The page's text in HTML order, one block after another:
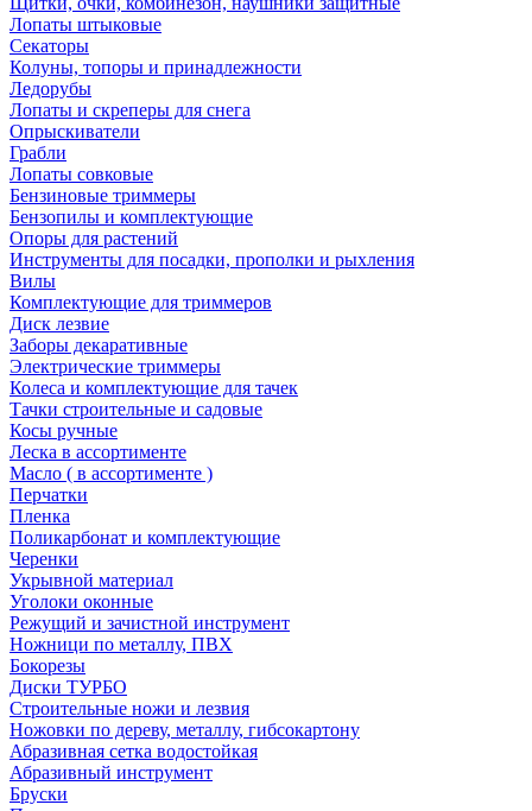
Лопаты штыковые
Секаторы
Колуны, топоры и принадлежности
Ледорубы
Лопаты и скреперы для снега
Опрыскиватели
Грабли
Лопаты совковые
Бензиновые триммеры
Бензопилы и комплектующие
Опоры для растений
Инструменты для посадки, прополки и рыхления
Вилы
Комплектующие для триммеров
Диск лезвие
Заборы декаративные
Электрические триммеры
Колеса и комплектующие для тачек
Тачки строительные и садовые
Косы ручные
Леска в ассортименте
Масло ( в ассортименте )
Перчатки
Пленка
Поликарбонат и комплектующие
Черенки
Укрывной материал
Уголоки оконные
Режущий и зачистной инструмент
Ножници по металлу, ПВХ
Бокорезы
Диски ТУРБО
Строительные ножи и лезвия
Ножовки по дереву, металлу, гибсокартону
Абразивная сетка водостойкая
Абразивный инструмент
Бруски